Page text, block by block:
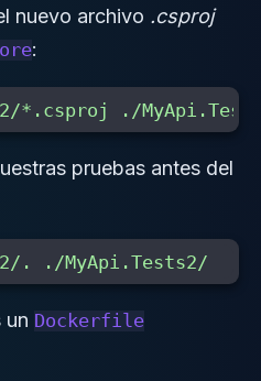
nuevo archivo .csproj
:
*.csproj ./
pruebas antes del
. ./MyApi.Tests2/
un Dockerfile